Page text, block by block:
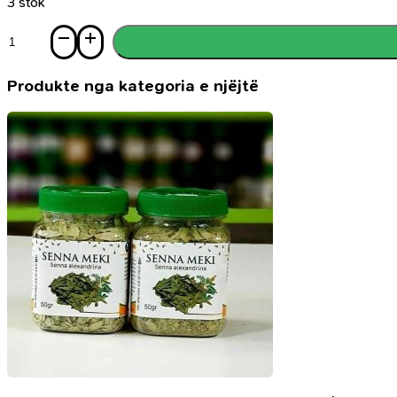
Gjithçka
kafshëve
Shpendët
Produkte nga kategoria e njëjtë